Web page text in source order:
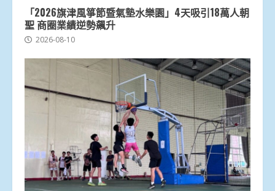
「2026旗津風箏節暨氣墊水樂園」4天吸引18萬人朝
聖 商圈業績逆勢飆升
2026-08-10